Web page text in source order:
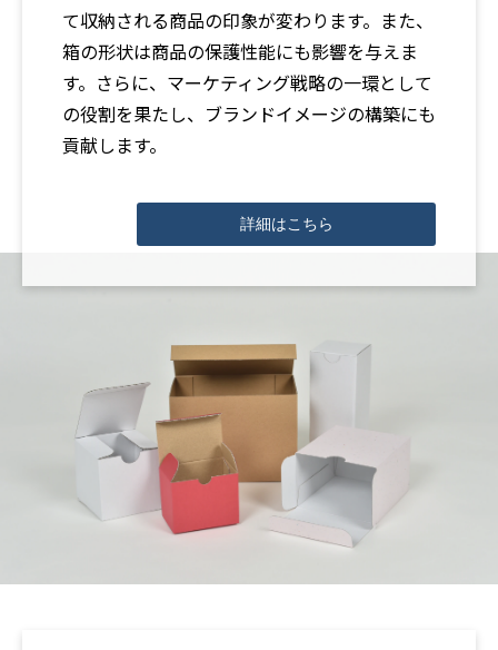
て収納される商品の印象が変わります。また、
箱の形状は商品の保護性能にも影響を与えま
す。さらに、マーケティング戦略の一環として
の役割を果たし、ブランドイメージの構築にも
貢献します。
詳細はこちら